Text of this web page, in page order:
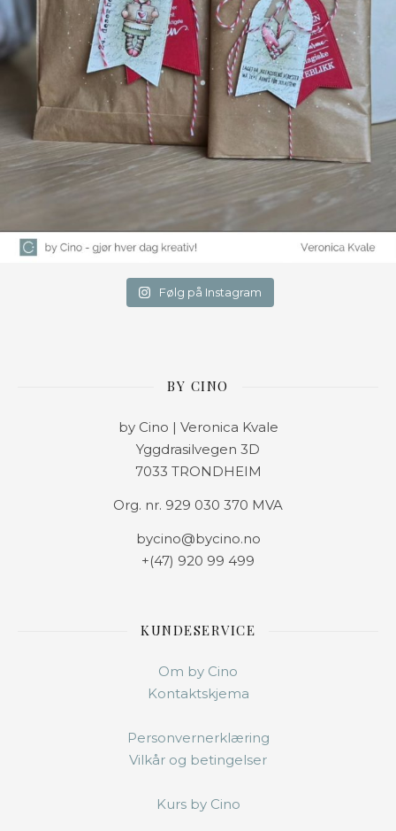
Følg på Instagram
BY CINO
by Cino | Veronica Kvale
Yggdrasilvegen 3D
7033 TRONDHEIM
Org. nr. 929 030 370 MVA
bycino@bycino.no
+(47) 920 99 499
KUNDESERVICE
Om by Cino
Kontaktskjema
Personvernerklæring
Vilkår og betingelser
Kurs by Cino